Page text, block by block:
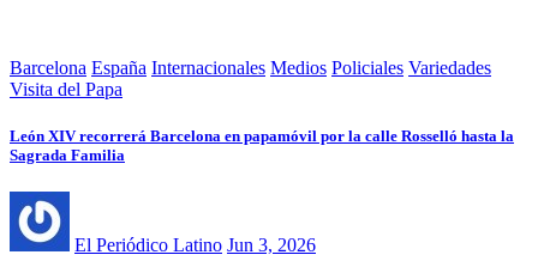
Barcelona España Internacionales Medios Policiales Variedades
Visita del Papa
León XIV recorrerá Barcelona en papamóvil por la calle Rosselló hasta la
Sagrada Familia
El Periódico Latino Jun 3, 2026